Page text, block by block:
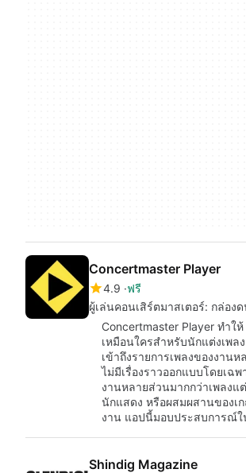
Concertmaster Player
4.9 ฟรี
ผู้เล่นคอนเสิร์ตมาสเตอร์: กล่อ
Concertmaster Player ทำ
เหมือนใครสำหรับนักแต่งเพ
เข้าถึงรายการเพลงของงา
ไม่มีเรื่องราวออกแบบโดยเ
งานหลายส่วนมากกว่าเพลงแ
นักแสดง หรือผสมผสานของเ
งาน แอปนี้มอบประสบการณ์ใ
Shindig Magazine